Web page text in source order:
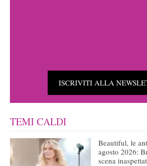
ISCRIVITI ALLA
TEMI CALDI
Beautiful, le
agosto 2026:
scena